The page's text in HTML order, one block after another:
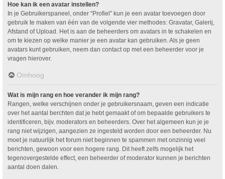
Hoe kan ik een avatar instellen?
In je Gebruikerspaneel, onder “Profiel” kun je een avatar toevoegen door
gebruik te maken van één van de volgende vier methodes: Gravatar, Galerij,
Afstand of Upload. Het is aan de beheerders om avatars in te schakelen en
om te kiezen op welke manier je een avatar kan gebruiken. Als je geen
avatars kunt gebruiken, neem dan contact op met een beheerder voor je
vragen hierover.
Omhoog
Wat is mijn rang en hoe verander ik mijn rang?
Rangen, welke verschijnen onder je gebruikersnaam, geven een indicatie
over het aantal berchten dat je hebt gemaakt of om bepaalde gebruikers te
identificeren, bijv. moderators en beheerders. Over het algemeen kun je je
rang niet wijzigen, aangezien ze ingesteld worden door een beheerder. Nu
moet je natuurlijk het forum niet beginnen te spammen met onzinnig veel
berichten, gewoon voor een hogere rang. Dit heeft zelfs mogelijk het
tegenovergestelde effect, een beheerder of moderator kunnen je berichten
aantal doen dalen.